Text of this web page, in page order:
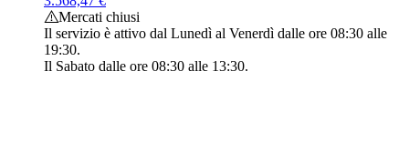
Mercati chiusi
Il servizio è attivo dal Lunedì al Venerdì dalle ore 08:30 alle
19:30.
Il Sabato dalle ore 08:30 alle 13:30.